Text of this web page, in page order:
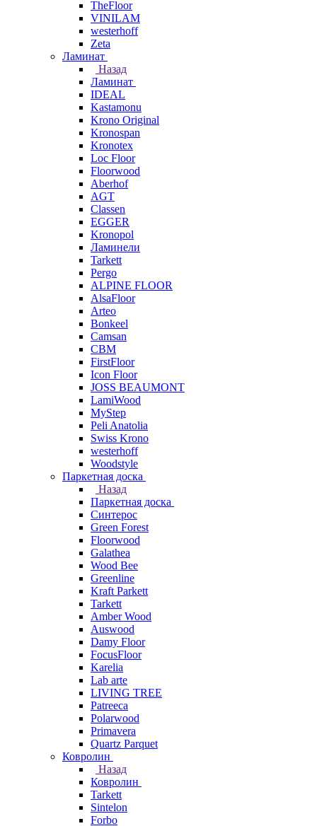
TheFloor
VINILAM
westerhoff
Zeta
Ламинат
Назад
Ламинат
IDEAL
Kastamonu
Krono Original
Kronospan
Kronotex
Loc Floor
Floorwood
Aberhof
AGT
Classen
EGGER
Kronopol
Ламинели
Tarkett
Pergo
ALPINE FLOOR
AlsaFloor
Arteo
Bonkeel
Camsan
CBM
FirstFloor
Icon Floor
JOSS BEAUMONT
LamiWood
MyStep
Peli Anatolia
Swiss Krono
westerhoff
Woodstyle
Паркетная доска
Назад
Паркетная доска
Синтерос
Green Forest
Floorwood
Galathea
Wood Bee
Greenline
Kraft Parkett
Tarkett
Amber Wood
Auswood
Damy Floor
FocusFloor
Karelia
Lab arte
LIVING TREE
Patreeca
Polarwood
Primavera
Quartz Parquet
Ковролин
Назад
Ковролин
Tarkett
Sintelon
Forbo